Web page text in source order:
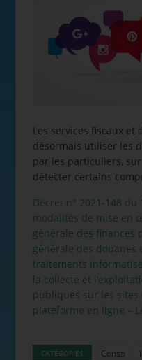
Les services fiscaux
désormais utiliser les
par les particuliers,
détecter certains
Décret n° 2021-148
modalités de mise en
générale des finances
générale des
traitements
la collecte et
publiques sur les
plateforme en ligne –
CATÉGORIES Conso